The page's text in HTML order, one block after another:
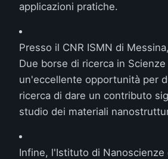
applicazioni pratiche.
Presso il CNR ISMN di
Due borse di ricerca in
un'eccellente opportunità per
ricerca di dare un contributo
studio dei materiali
Infine, l'Istituto di Nanoscienze